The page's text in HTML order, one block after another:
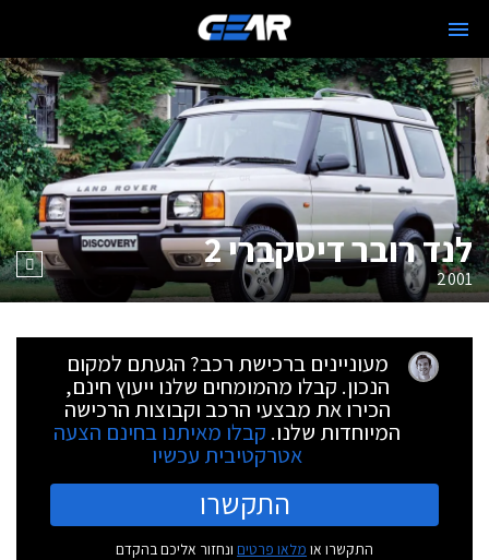
לנד רובר דיסקברי 2
2001
מעוניינים ברכישת רכב? הגעתם למקום
הנכון. קבלו מהמומחים שלנו ייעוץ חינם,
הכירו את מבצעי הרכב וקבוצות הרכישה
המיוחדות שלנו. קבלו מאיתנו בחינם הצעה
אטרקטיבית עכשיו
התקשרו
התקשרו או מלאו פרטים ונחזור אליכם בהקדם